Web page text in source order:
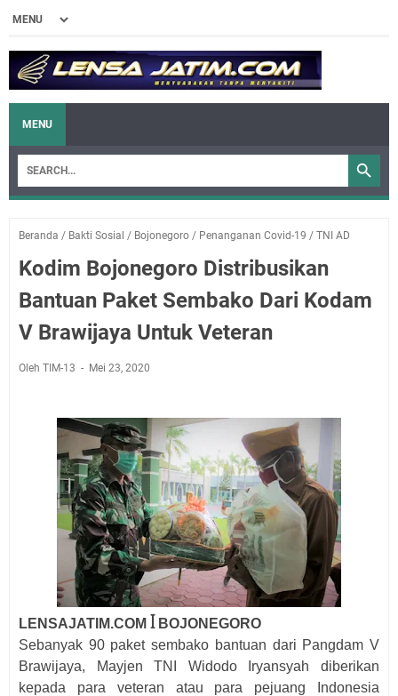
MENU
Beranda / Bakti Sosial / Bojonegoro / Penanganan Covid-19 / TNI AD
Kodim Bojonegoro Distribusikan
Bantuan Paket Sembako Dari Kodam
V Brawijaya Untuk Veteran
Oleh TIM-13 Mei 23, 2020
LENSAJATIM.COM ꟾ BOJONEGORO
Sebanyak 90 paket sembako bantuan dari Pangdam V
Brawijaya, Mayjen TNI Widodo Iryansyah diberikan
kepada para veteran atau para pejuang Indonesia